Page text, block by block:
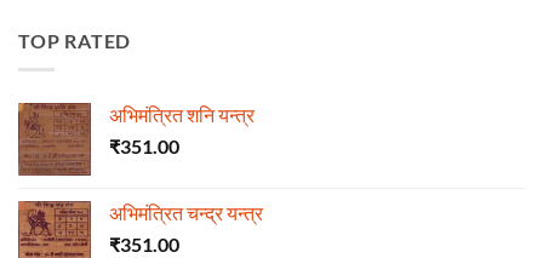
TOP RATED
अभिमंत्रित शनि यन्त्र
₹351.00
अभिमंत्रित चन्द्र यन्त्र
₹351.00